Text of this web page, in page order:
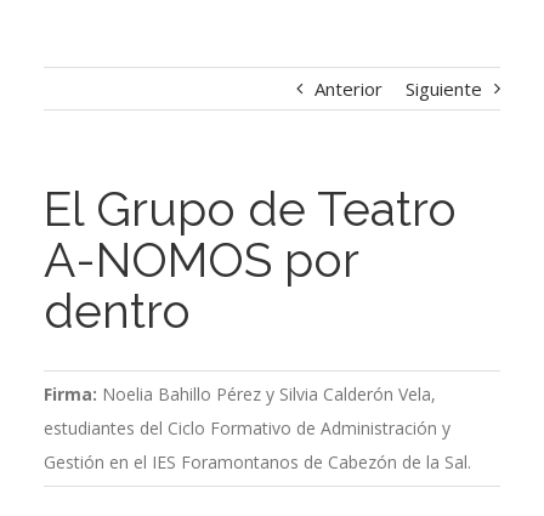
Anterior Siguiente
El Grupo de Teatro
A-NOMOS por
dentro
Firma: Noelia Bahillo Pérez y Silvia Calderón Vela,
estudiantes del Ciclo Formativo de Administración y
Gestión en el IES Foramontanos de Cabezón de la Sal.